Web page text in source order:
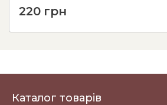
220 грн
Каталог товарів